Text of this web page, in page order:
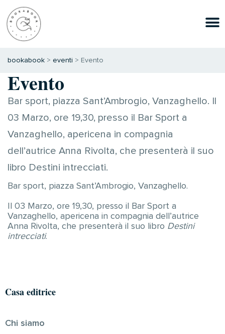
bookabook > eventi > Evento
Evento
Bar sport, piazza Sant’Ambrogio, Vanzaghello. Il
03 Marzo, ore 19,30, presso il Bar Sport a
Vanzaghello, apericena in compagnia
dell’autrice Anna Rivolta, che presenterà il suo
libro Destini intrecciati.
Bar sport, piazza Sant’Ambrogio, Vanzaghello.
Il 03 Marzo, ore 19,30, presso il Bar Sport a
Vanzaghello, apericena in compagnia dell’autrice
Anna Rivolta, che presenterà il suo libro Destini
intrecciati.
Casa editrice
Chi siamo